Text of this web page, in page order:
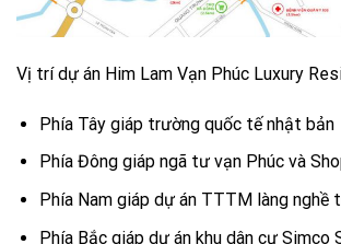
Vị trí dự án Him Lam Vạn Phúc Luxury
Phía Tây giáp trường quốc tế nhật bản
Phía Đông giáp ngã tư vạn Phúc và
Phía Nam giáp dự án TTTM làng nghề
Phía Bắc giáp dự án khu dân cư Simco